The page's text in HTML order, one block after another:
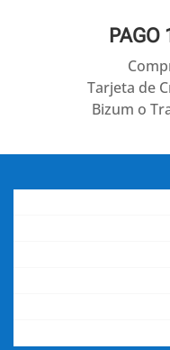
PAGO
Tarjeta de
Bizum o